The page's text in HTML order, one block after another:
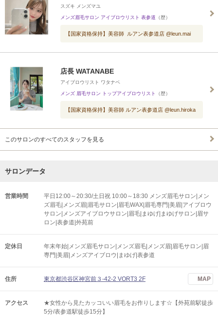
スズキ メンズマユ
メンズ眉毛サロン アイブロウリスト 表参道 （歴）
【国家資格保持】美容師 ルアン表参道店 @leun.mai
店長 WATANABE
アイブロウリスト ワタナベ
メンズ 眉毛サロン トップアイブロウリスト （歴）
【国家資格保持】美容師 ルアン表参道店 @leun.hiroka
このサロンのすべてのスタッフを見る
サロンデータ
営業時間
平日12:00～20:30/土日祝 10:00～18:30 メンズ眉毛サロン|メン
ズ眉毛|メンズ眉|眉毛サロン|眉毛WAX|眉毛専門|美眉|アイブロウ
サロン|メンズアイブロウサロン|眉毛|まゆげ|まゆげサロン|眉サ
ロン|表参道|外苑前
定休日
年末年始|メンズ眉毛サロン|メンズ眉毛|メンズ眉|眉毛サロン|眉
専門|美眉|メンズアイブロウ|まゆげ|表参道
住所 東京都渋谷区神宮前３-42-2 VORT3 2F MAP
アクセス
★女性から見たカッコいい眉毛をお作りします☆【外苑前駅徒歩
5分/表参道駅徒歩15分】